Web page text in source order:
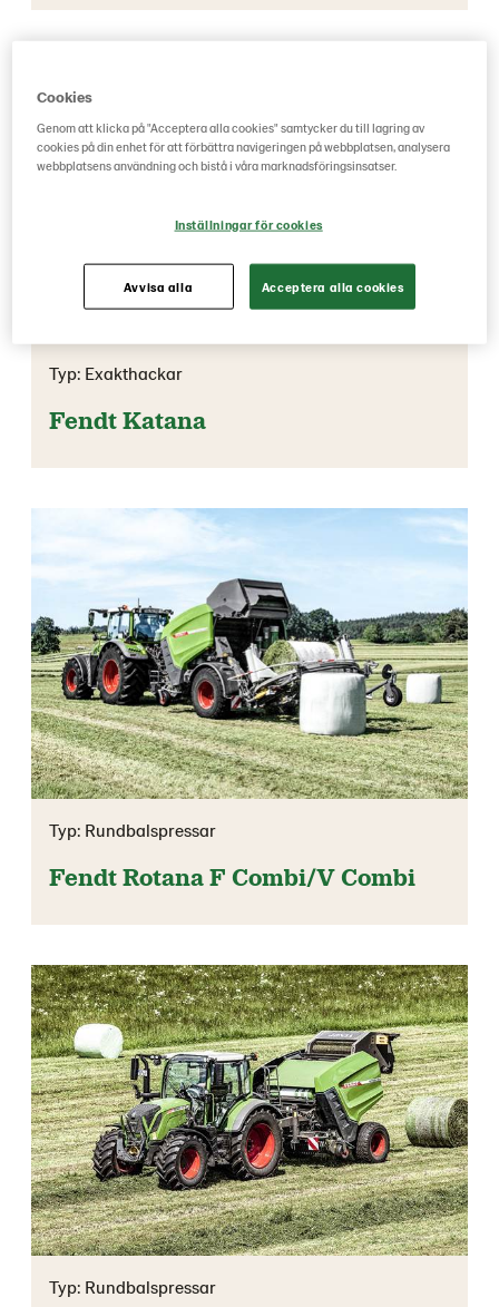
Typ: Exakthackar
Fendt Katana
Typ: Rundbalspressar
Fendt Rotana F Combi/V Combi
Typ: Rundbalspressar
Cookies
Genom att klicka på "Acceptera alla cookies" samtycker du till lagring av
cookies på din enhet för att förbättra navigeringen på webbplatsen, analysera
webbplatsens användning och bistå i våra marknadsföringsinsatser.
Inställningar för cookies
Avvisa alla Acceptera alla cookies